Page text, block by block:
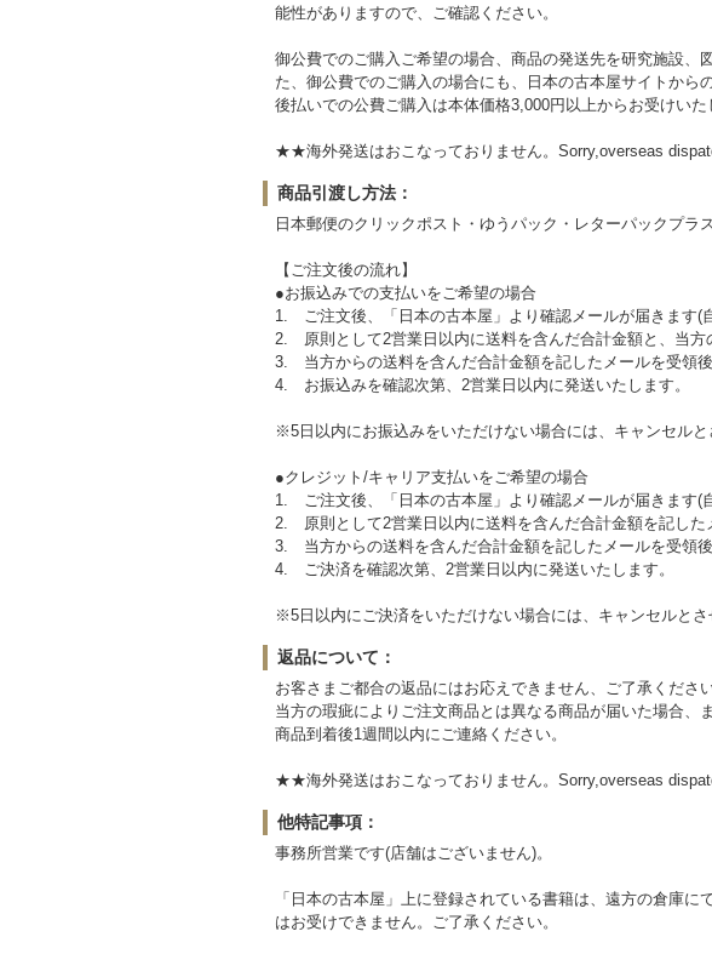
能性がありますので、ご確認ください。
御公費でのご購入ご希望の場合、商品の発送先を研究施設、
た、御公費でのご購入の場合にも、日本の古本屋サイトか
後払いでの公費ご購入は本体価格3,000円以上からお受けいた
★★海外発送はおこなっておりません。Sorry,overseas
商品引渡し方法：
日本郵便のクリックポスト・ゆうパック・レターパックプラ
【ご注文後の流れ】
●お振込みでの支払いをご希望の場合
1. ご注文後、「日本の古本屋」より確認メールが届きます(
2. 原則として2営業日以内に送料を含んだ合計金額と、当方
3. 当方からの送料を含んだ合計金額を記したメールを受領後
4. お振込みを確認次第、2営業日以内に発送いたします。
※5日以内にお振込みをいただけない場合には、キャンセル
●クレジット/キャリア支払いをご希望の場合
1. ご注文後、「日本の古本屋」より確認メールが届きます(
2. 原則として2営業日以内に送料を含んだ合計金額を記した
3. 当方からの送料を含んだ合計金額を記したメールを受領後
4. ご決済を確認次第、2営業日以内に発送いたします。
※5日以内にご決済をいただけない場合には、キャンセルと
返品について：
お客さまご都合の返品にはお応えできません、ご了承ください
当方の瑕疵によりご注文商品とは異なる商品が届いた場合、
商品到着後1週間以内にご連絡ください。
★★海外発送はおこなっておりません。Sorry,overseas
他特記事項：
事務所営業です(店舗はございません)。
「日本の古本屋」上に登録されている書籍は、遠方の倉庫
はお受けできません。ご了承ください。